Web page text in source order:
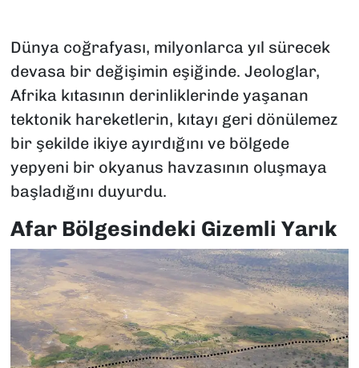
Dünya coğrafyası, milyonlarca yıl sürecek
devasa bir değişimin eşiğinde. Jeologlar,
Afrika kıtasının derinliklerinde yaşanan
tektonik hareketlerin, kıtayı geri dönülemez
bir şekilde ikiye ayırdığını ve bölgede
yepyeni bir okyanus havzasının oluşmaya
başladığını duyurdu.
Afar Bölgesindeki Gizemli Yarık